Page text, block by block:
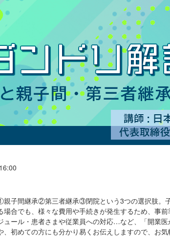
子間継承②第三者継承③閉院という3つの選択肢。
合でも、様々な費用や手続きが発生するため、事
ュール・患者さまや従業員への対応…など、「開業
初めての方にも分かり易くお伝えしますので、お気